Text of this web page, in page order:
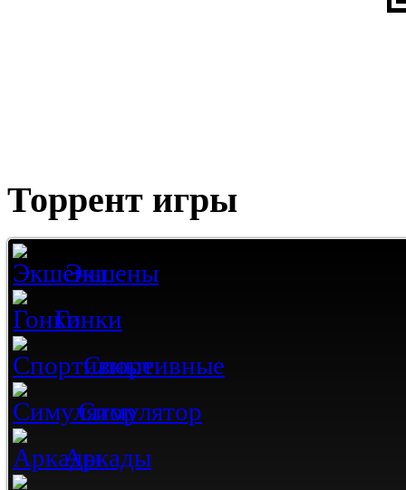
Торрент игры
Экшены
Гонки
Спортивные
Симулятор
Аркады